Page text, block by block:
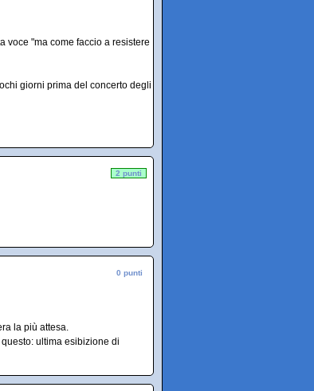
voce "ma come faccio a resistere
giorni prima del concerto degli
2 punti
0 punti
la più attesa.
ultima esibizione di